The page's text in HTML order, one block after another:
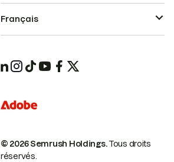
© 2026 Semrush Holdings.Tous droits
réservés.
Français